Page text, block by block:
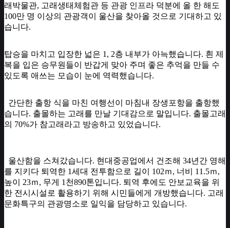
래박물관, 고래생태체험관 등 관광 인프라 덕분에 올 한 해도
100만 명 이상의 관광객이 울산을 찾아올 것으로 기대하고 있
습니다.
탑승을 마치고 입장한 넓은 1, 2층 내부가 아늑했습니다. 흰 제
복을 입은 승무원들이 반갑게 맞아 주며 좋은 추억을 만들 수
있도록 애쓰는 모습이 눈에 역력했습니다.
간단한 출항 식을 마친 여행선이 마침내 장생포항을 출항했
습니다. 출몰하는 고래를 만날 기대감으로 말입니다. 출몰고래
의 70%가 참고래라고 방송하고 있었습니다.
울산함을 스쳐갔습니다. 현대중공업에서 건조해 34년간 영해
를 지키다 퇴역한 1세대 전투함으로 길이 102ｍ, 너비 11.5ｍ,
높이 23ｍ, 무게 1천890톤입니다. 퇴역 후에도 안보교육을 위
한 전시시설로 활용하기 위해 시민들에게 개방했습니다. 고래
문화특구의 관광명소로 일익을 담당하고 있습니다.